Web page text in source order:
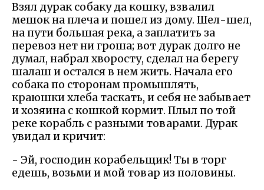
Взял дурак собаку да кошку, взвалил
мешок на плеча и пошел из дому. Шел-шел,
на пути большая река, а заплатить за
перевоз нет ни гроша; вот дурак долго не
думал, набрал хворосту, сделал на берегу
шалаш и остался в нем жить. Начала его
собака по сторонам промышлять,
краюшки хлеба таскать, и себя не забывает
и хозяина с кошкой кормит. Плыл по той
реке корабль с разными товарами. Дурак
увидал и кричит:
- Эй, господин корабельщик! Ты в торг
едешь, возьми и мой товар из половины.